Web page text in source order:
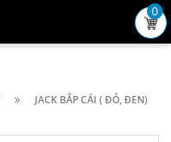
0
JACK BẮP CÁI ( ĐỎ, ĐEN)